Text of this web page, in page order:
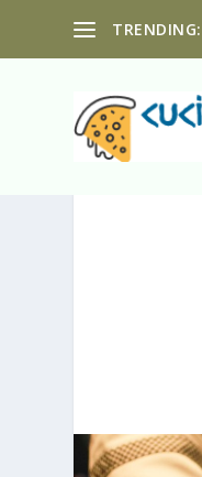
TRENDING: